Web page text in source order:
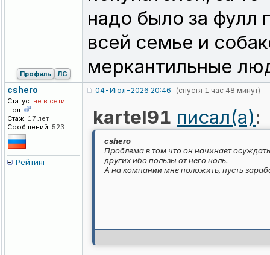
надо было за фулл
всей семье и
меркантильные
Профиль ЛС
cshero
Статус: не в сети
Пол:
Стаж: 17 лет
Сообщений: 523
Рейтинг
04-Июл-2026 20:46 (спустя 1 час 48 минут)
kartel91 писал(а):
cshero
Проблема в том что он начинает
других ибо пользы от него ноль.
А на компании мне положить, пусть